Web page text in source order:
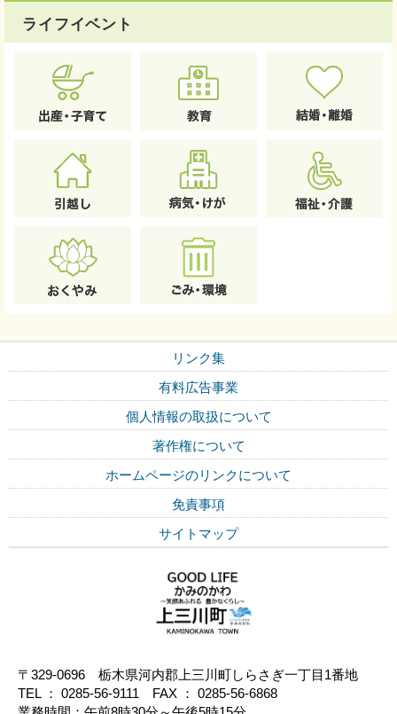
ライフイベント
リンク集
有料広告事業
個人情報の取扱について
著作権について
ホームページのリンクについて
免責事項
サイトマップ
〒329-0696 栃木県河内郡上三川町しらさぎ一丁目1番地
TEL ： 0285-56-9111 FAX ： 0285-56-6868